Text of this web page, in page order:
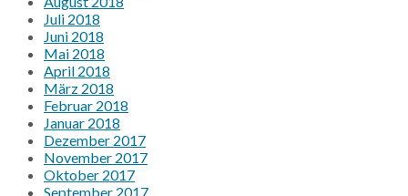
Juli 2018
Juni 2018
Mai 2018
April 2018
März 2018
Februar 2018
Januar 2018
Dezember 2017
November 2017
Oktober 2017
September 2017